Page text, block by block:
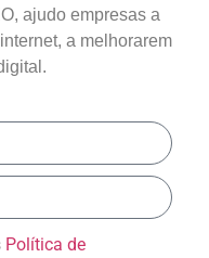
ajudo empresas a
a melhorarem
Política de